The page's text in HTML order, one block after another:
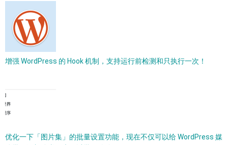
增强 WordPress 的 Hook 机制，支持运行前检测和只执行一次！
优化一下「图片集」的批量设置功能，现在不仅可以给 WordPress 媒